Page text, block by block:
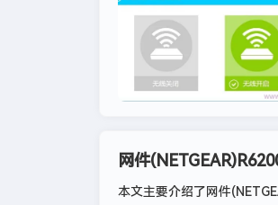
网件
本文主要介绍了网件